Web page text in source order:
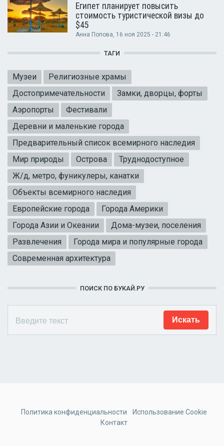
Египет планирует повысить
стоимость туристической визы до
$45
Анна Попова, 16 ноя 2025 - 21:46
ТАГИ
Музеи
Религиозные храмы
Достопримечательности
Замки, дворцы, форты
Аэропорты
Фестивали
Деревни и маленькие города
Предварительный список всемирного наследия
Мир природы
Острова
Труднодоступное
Ж/д, метро, фуникулеры, канатки
Объекты всемирного наследия
Европейские города
Города Америки
Города Азии и Океании
Дома-музеи, поселения
Развлечения
Города мира и популярные города
Современная архитектура
ПОИСК ПО БУКАЙ.РУ
Политика конфиденциальности
Использование Cookie
Контакт